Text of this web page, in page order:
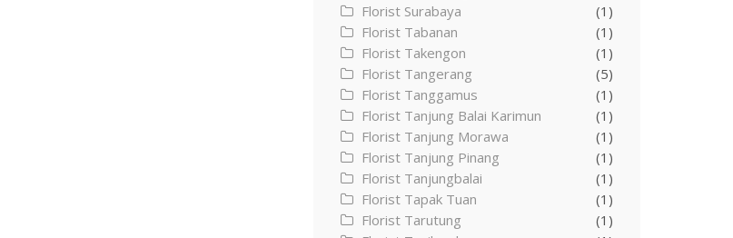
Florist Surabaya
(1)
Florist Tabanan
(1)
Florist Takengon
(1)
Florist Tangerang
(5)
Florist Tanggamus
(1)
Florist Tanjung Balai Karimun
(1)
Florist Tanjung Morawa
(1)
Florist Tanjung Pinang
(1)
Florist Tanjungbalai
(1)
Florist Tapak Tuan
(1)
Florist Tarutung
(1)